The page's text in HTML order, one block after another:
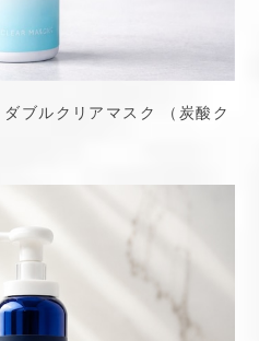
ブルクリアマスク （炭酸ク